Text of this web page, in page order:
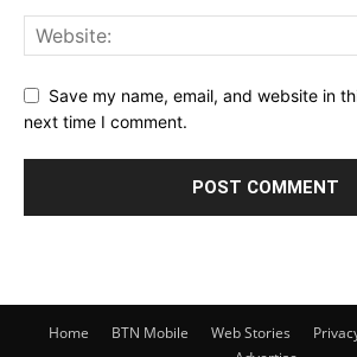
Save my name, email, and website in
next time I comment.
Home BTN Mobile Web Stories